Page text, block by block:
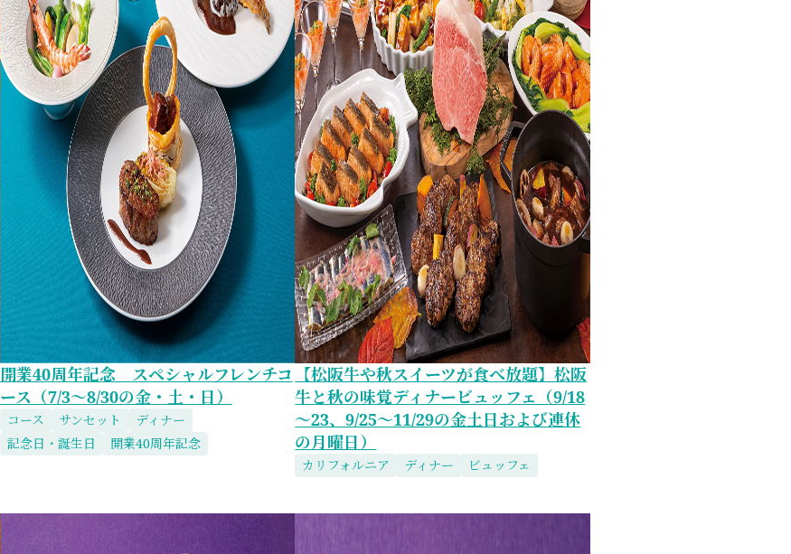
開業40周年記念 スペシャルフレンチコ
ース（7/3～8/30の金・土・日）
コース サンセット
ディナー
記念日・誕生日
開業40周年記念
【松阪牛や秋スイーツが食べ放題】松阪
牛と秋の味覚ディナービュッフェ（9/18
～23、9/25～11/29の金土日および連休
の月曜日）
カリフォルニア ディナー ビュッフェ